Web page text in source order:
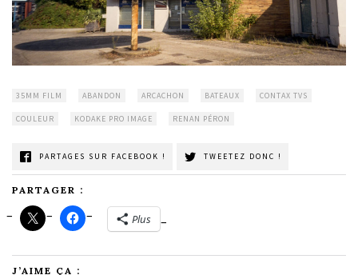
35MM FILM ABANDON ARCACHON BATEAUX CONTAX TVS
COULEUR KODAKE PRO IMAGE RENAN PÉRON
PARTAGES SUR FACEBOOK ! TWEETEZ DONC !
PARTAGER :
Plus
J’AIME ÇA :